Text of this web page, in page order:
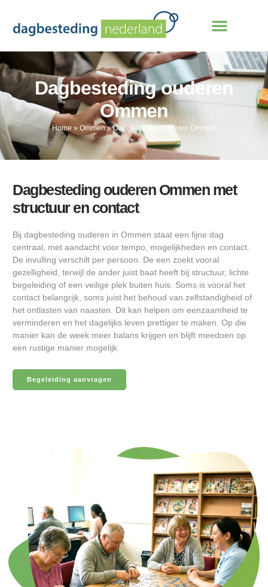
Dagbesteding ouderen
Ommen
Home » Ommen»Dagbesteding ouderen Ommen
Dagbesteding ouderen Ommen met
structuur en contact
Bij dagbesteding ouderen in Ommen staat een fijne dag
centraal, met aandacht voor tempo, mogelijkheden en contact.
De invulling verschilt per persoon. De een zoekt vooral
gezelligheid, terwijl de ander juist baat heeft bij structuur, lichte
begeleiding of een veilige plek buiten huis. Soms is vooral het
contact belangrijk, soms juist het behoud van zelfstandigheid of
het ontlasten van naasten. Dit kan helpen om eenzaamheid te
verminderen en het dagelijks leven prettiger te maken. Op die
manier kan de week meer balans krijgen en blijft meedoen op
een rustige manier mogelijk.
Begeleiding aanvragen